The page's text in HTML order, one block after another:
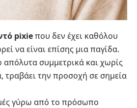
pixieπου δεν έχει καθόλου
να είναι επίσης μια παγίδα.
απόλυτα συμμετρικά και χωρίς
τραβάει την προσοχή σε σημεία
γύρω από το πρόσωπο